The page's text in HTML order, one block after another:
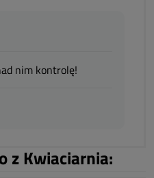
nim kontrolę!
z Kwiaciarnia: